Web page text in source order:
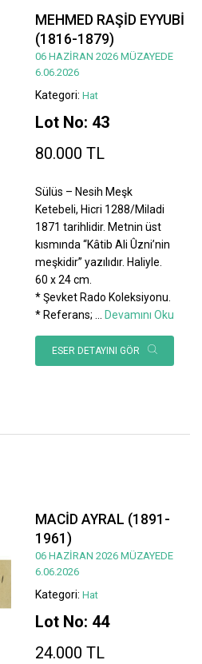
MEHMED RAŞİD EYYUBİ
(1816-1879)
06 HAZİRAN 2026 MÜZAYEDE
6.06.2026
Kategori: Hat
Lot No: 43
80.000 TL
Sülüs – Nesih Meşk
Ketebeli, Hicri 1288/Miladi
1871 tarihlidir. Metnin üst
kısmında “Kâtib Ali Ûzni’nin
meşkidir” yazılıdır. Haliyle.
60 x 24 cm.
* Şevket Rado Koleksiyonu.
* Referans;
Devamını Oku
ESER DETAYINI GÖR
MACİD AYRAL (1891-
1961)
06 HAZİRAN 2026 MÜZAYEDE
6.06.2026
Kategori: Hat
Lot No: 44
24.000 TL